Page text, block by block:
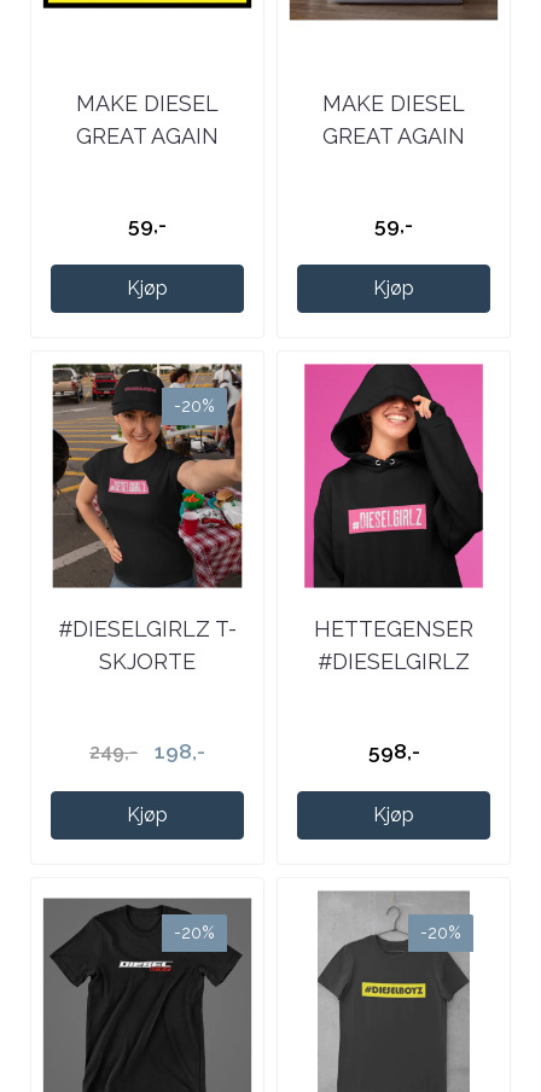
MAKE DIESEL
GREAT AGAIN
59,-
Kjøp
MAKE DIESEL
GREAT AGAIN
59,-
Kjøp
-20%
#DIESELGIRLZ T-
SKJORTE
249,- 198,-
Kjøp
HETTEGENSER
#DIESELGIRLZ
598,-
Kjøp
-20% -20%